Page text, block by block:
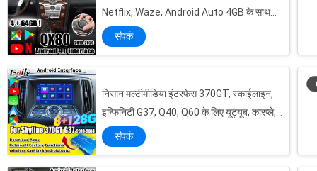
Netflix, Waze, Android Auto 4GB के साथ
CarPlay/Android वीडियो इंटरफ़ेस
संपर्क
निसान मल्टीमीडिया इंटरफेस 370GT, स्काईलाइन,
इन्फिनिटी G37, Q40, Q60 के लिए यूट्यूब, कारप्ले,
हेडरेस्ट स्क्रीन का समर्थन करें
संपर्क